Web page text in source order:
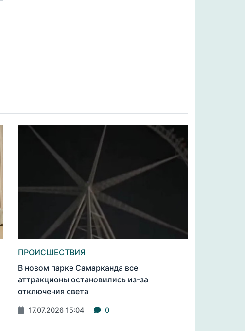
ПРОИСШЕСТВИЯ
В новом парке Самарканда все
аттракционы остановились из-за
отключения света
17.07.2026 15:04 0